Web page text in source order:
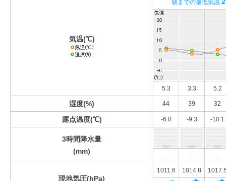
気温(℃)
朝までの最低気温
5.3 3.3 5.2
湿度(%) 44 39 32
露点温度(℃) -6.0 -9.3 -10.1
3時間降水量
(mm)
--- --- ---
現地気圧(hPa)
1011.6 1014.8